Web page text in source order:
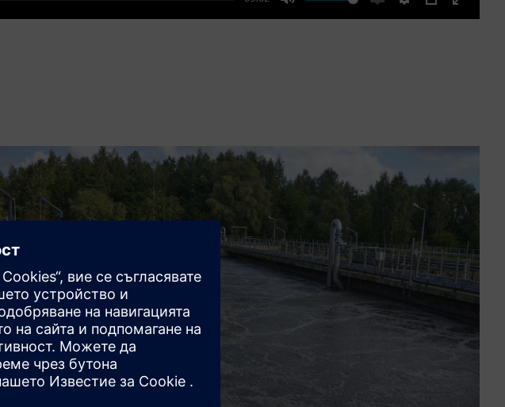
Mute
EnableSettings
PIP
Enter